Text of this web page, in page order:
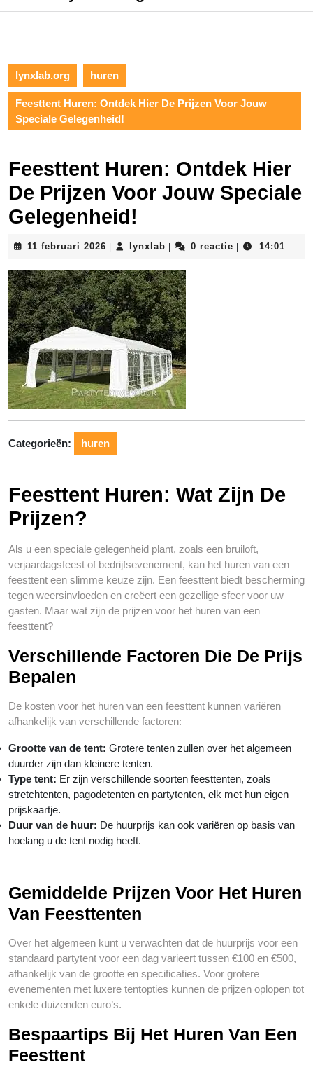
lynxlab.org huren
Feesttent Huren: Ontdek Hier De Prijzen Voor Jouw
Speciale Gelegenheid!
Feesttent Huren: Ontdek Hier
De Prijzen Voor Jouw Speciale
Gelegenheid!
11 februari 2026 11
2026
lynxlab lynxlab0 reactie 14:01
Categorieën: huren
Feesttent Huren: Wat Zijn De
Prijzen?
Als u een speciale gelegenheid plant, zoals een bruiloft,
verjaardagsfeest of bedrijfsevenement, kan het huren van een
feesttent een slimme keuze zijn. Een feesttent biedt bescherming
tegen weersinvloeden en creëert een gezellige sfeer voor uw
gasten. Maar wat zijn de prijzen voor het huren van een
feesttent?
Verschillende Factoren Die De Prijs
Bepalen
De kosten voor het huren van een feesttent kunnen variëren
afhankelijk van verschillende factoren:
Grootte van de tent: Grotere tenten zullen over het algemeen
duurder zijn dan kleinere tenten.
Type tent: Er zijn verschillende soorten feesttenten, zoals
stretchtenten, pagodetenten en partytenten, elk met hun eigen
prijskaartje.
Duur van de huur: De huurprijs kan ook variëren op basis van
hoelang u de tent nodig heeft.
Gemiddelde Prijzen Voor Het Huren
Van Feesttenten
Over het algemeen kunt u verwachten dat de huurprijs voor een
standaard partytent voor een dag varieert tussen €100 en €500,
afhankelijk van de grootte en specificaties. Voor grotere
evenementen met luxere tentopties kunnen de prijzen oplopen tot
enkele duizenden euro’s.
Bespaartips Bij Het Huren Van Een
Feesttent